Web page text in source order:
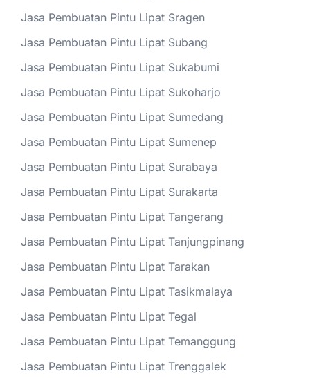
Jasa Pembuatan Pintu Lipat Sragen
Jasa Pembuatan Pintu Lipat Subang
Jasa Pembuatan Pintu Lipat Sukabumi
Jasa Pembuatan Pintu Lipat Sukoharjo
Jasa Pembuatan Pintu Lipat Sumedang
Jasa Pembuatan Pintu Lipat Sumenep
Jasa Pembuatan Pintu Lipat Surabaya
Jasa Pembuatan Pintu Lipat Surakarta
Jasa Pembuatan Pintu Lipat Tangerang
Jasa Pembuatan Pintu Lipat Tanjungpinang
Jasa Pembuatan Pintu Lipat Tarakan
Jasa Pembuatan Pintu Lipat Tasikmalaya
Jasa Pembuatan Pintu Lipat Tegal
Jasa Pembuatan Pintu Lipat Temanggung
Jasa Pembuatan Pintu Lipat Trenggalek